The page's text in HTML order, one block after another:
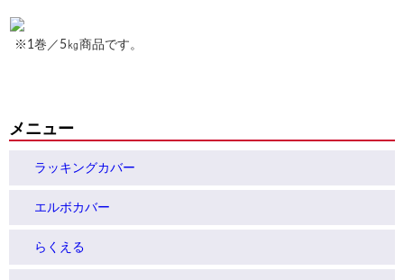
※1巻／5㎏商品です。
メニュー
ラッキングカバー
エルボカバー
らくえる